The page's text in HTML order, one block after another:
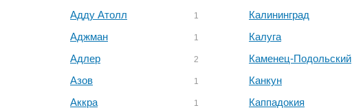
Адду Атолл 1
Аджман 1
Адлер 2
Азов 1
Аккра 1
Калининград
Калуга
Каменец-Подольский
Канкун
Каппадокия